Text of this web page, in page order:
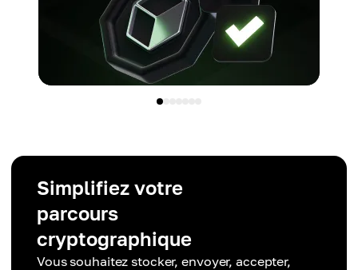
Simplifiez votre
parcours
cryptographique
Vous souhaitez stocker, envoyer, accepter,